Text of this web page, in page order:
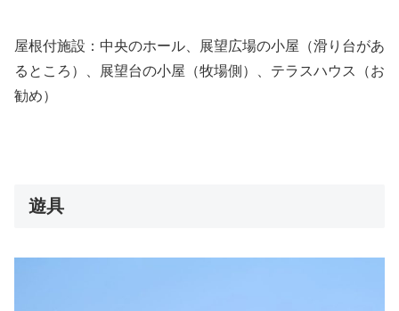
屋根付施設：中央のホール、展望広場の小屋（滑り台があ
るところ）、展望台の小屋（牧場側）、テラスハウス（お
勧め）
遊具